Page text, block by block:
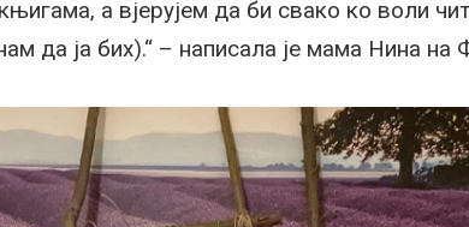
а вјерујем да би свако ко воли
да ја бих).“ – написала је мама Нина на